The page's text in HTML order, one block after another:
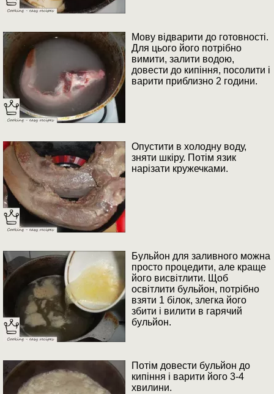
Мову відварити до готовності.
Для цього його потрібно
вимити, залити водою,
довести до кипіння, посолити і
варити приблизно 2 години.
Опустити в холодну воду,
зняти шкіру. Потім язик
нарізати кружечками.
Бульйон для заливного можна
просто процедити, але краще
його висвітлити. Щоб
освітлити бульйон, потрібно
взяти 1 білок, злегка його
збити і вилити в гарячий
бульйон.
Потім довести бульйон до
кипіння і варити його 3-4
хвилини.